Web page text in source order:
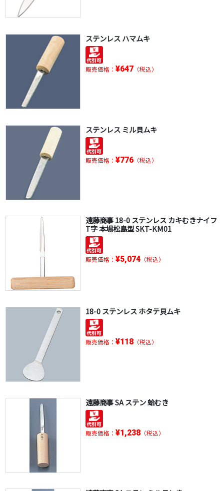
ステンレス ハマムキ
販売価格： ¥647（税込）
ステンレス ミル貝ムキ
販売価格： ¥776（税込）
遠藤商事 18-0 ステンレス カキむきナイフ
T字 本場松島型 SKT-KM01
販売価格： ¥5,074（税込）
18-0 ステンレス ホタテ貝ムキ
販売価格： ¥118（税込）
遠藤商事 SA ステン 蛤むき
販売価格： ¥1,238（税込）